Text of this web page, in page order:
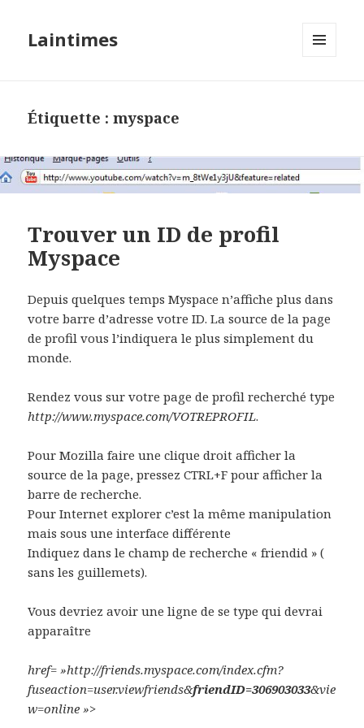
Laintimes
Étiquette :myspace
Trouver un ID de profil
Myspace
Depuis quelques temps Myspace n’affiche plus dans
votre barre d’adresse votre ID. La source de la page
de profil vous l’indiquera le plus simplement du
monde.
Rendez vous sur votre page de profil recherché type
http://www.myspace.com/VOTREPROFIL.
Pour Mozilla faire une clique droit afficher la
source de la page, pressez CTRL+F pour afficher la
barre de recherche.
Pour Internet explorer c’est la même manipulation
mais sous une interface différente
Indiquez dans le champ de recherche « friendid » (
sans les guillemets).
Vous devriez avoir une ligne de se type qui devrai
apparaître
href= »http://friends.myspace.com/index.cfm?
fuseaction=user.viewfriends&friendID=306903033&vie
w=online »>